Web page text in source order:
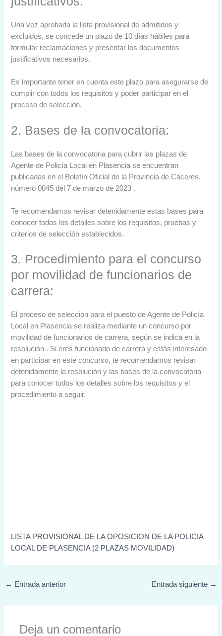
Una vez aprobada la lista provisional de admitidos y
excluidos, se concede un plazo de 10 días hábiles para
formular reclamaciones y presentar los documentos
justificativos necesarios.
Es importante tener en cuenta este plazo para asegurarse de
cumplir con todos los requisitos y poder participar en el
proceso de selección.
2. Bases de la convocatoria:
Las bases de la convocatoria para cubrir las plazas de
Agente de Policía Local en Plasencia se encuentran
publicadas en el Boletín Oficial de la Provincia de Cáceres,
número 0045 del 7 de marzo de 2023 .
Te recomendamos revisar detenidamente estas bases para
conocer todos los detalles sobre los requisitos, pruebas y
criterios de selección establecidos.
3. Procedimiento para el concurso
por movilidad de funcionarios de
carrera:
El proceso de selección para el puesto de Agente de Policía
Local en Plasencia se realiza mediante un concurso por
movilidad de funcionarios de carrera, según se indica en la
resolución . Si eres funcionario de carrera y estás interesado
en participar en este concurso, te recomendamos revisar
detenidamente la resolución y las bases de la convocatoria
para conocer todos los detalles sobre los requisitos y el
procedimiento a seguir.
LISTA PROVISIONAL DE LA OPOSICION DE LA POLICIA
LOCAL DE PLASENCIA (2 PLAZAS MOVILIDAD)
← Entrada anterior Entrada siguiente →
Deja un comentario